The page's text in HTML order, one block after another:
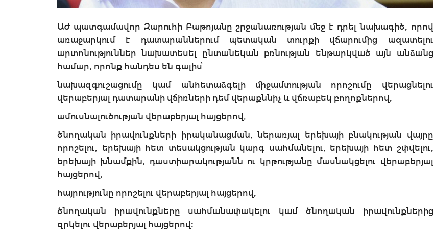
ԱԺ պատգամավոր Զարուհի Բաթոյանը շրջանառության մեջ է դրել նախագիծ, որով
առաջարկում է դատարաններում պետական տուրքի վճարումից ազատելու
արտոնություններ նախատեսել ընտանեկան բռնության ենթարկված այն անձանց
համար, որոնք հանդես են գալիս՝
նախազգուշացումը կամ անհետաձգելի միջամտության որոշումը վերացնելու
վերաբերյալ դատարանի վճիռների դեմ վերաքննիչ և վճռաբեկ բողոքներով,
ամուսնալուծության վերաբերյալ հայցերով,
ծնողական իրավունքների իրականացման, ներառյալ երեխայի բնակության վայրը
որոշելու, երեխայի հետ տեսակցության կարգ սահմանելու, երեխայի հետ շփվելու,
երեխայի խնամքին, դաստիարակությանն ու կրթությանը մասնակցելու վերաբերյալ
հայցերով,
հայրությունը որոշելու վերաբերյալ հայցերով,
ծնողական իրավունքները սահմանափակելու կամ ծնողական իրավունքներից
զրկելու վերաբերյալ հայցերով։